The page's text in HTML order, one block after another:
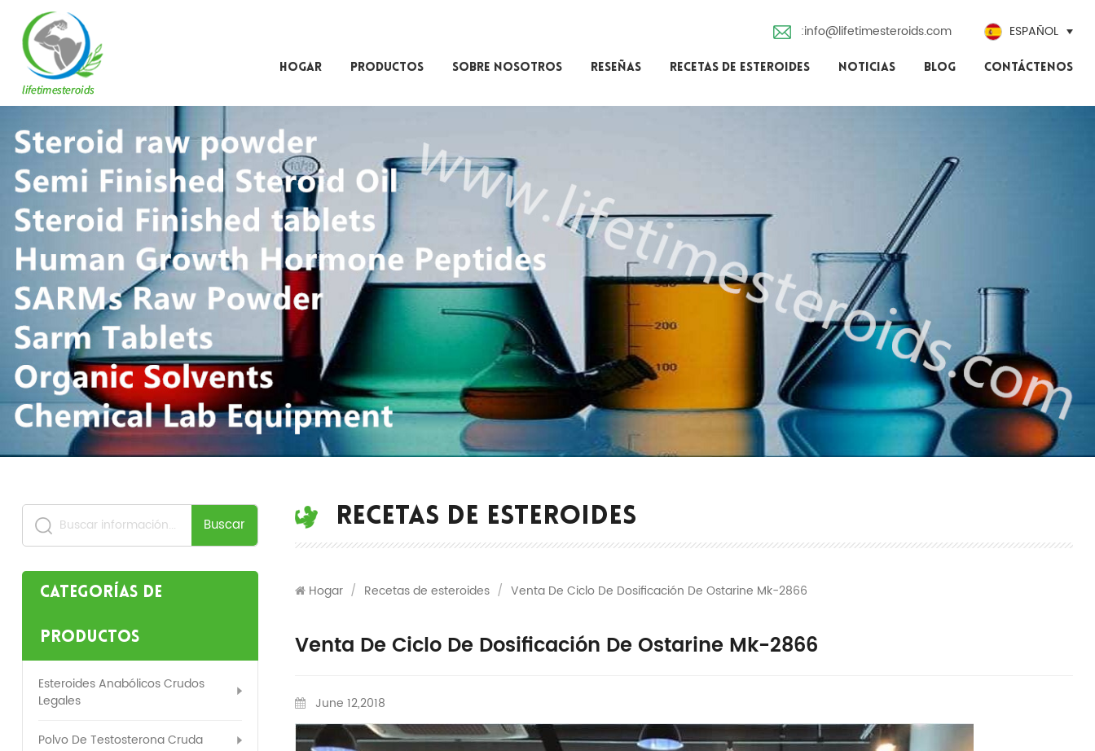
:info@lifetimesteroids.com ESPAÑOL
HOGAR PRODUCTOS SOBRE NOSOTROS RESEÑAS RECETAS DE ESTEROIDES NOTICIAS BLOG CONTÁCTENOS
Buscar
Categorías de
productos
Esteroides Anabólicos Crudos
Legales
Polvo De Testosterona Cruda
RECETAS DE ESTEROIDES
Hogar / Recetas de esteroides / Venta De Ciclo De Dosificación De Ostarine Mk-2866
Venta De Ciclo De Dosificación De Ostarine Mk-2866
June 12,2018